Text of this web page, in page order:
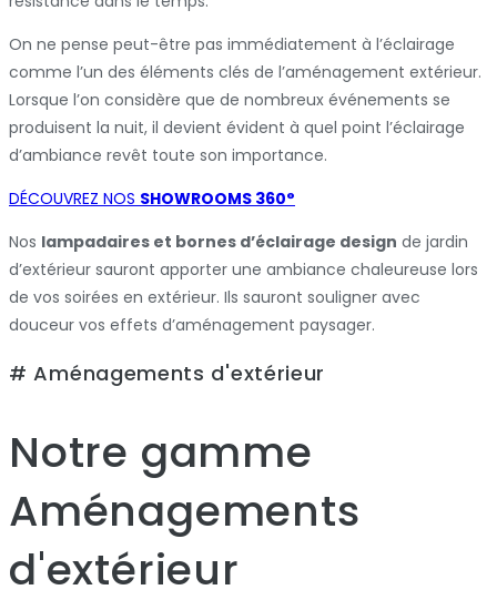
On ne pense peut-être pas immédiatement à l’éclairage
comme l’un des éléments clés de l’aménagement extérieur.
Lorsque l’on considère que de nombreux événements se
produisent la nuit, il devient évident à quel point l’éclairage
d’ambiance revêt toute son importance.
DÉCOUVREZ NOS SHOWROOMS 360°
Nos lampadaires et bornes d’éclairage design de jardin
d’extérieur sauront apporter une ambiance chaleureuse lors
de vos soirées en extérieur. Ils sauront souligner avec
douceur vos effets d’aménagement paysager.
# Aménagements d'extérieur
Notre gamme
Aménagements
d'extérieur